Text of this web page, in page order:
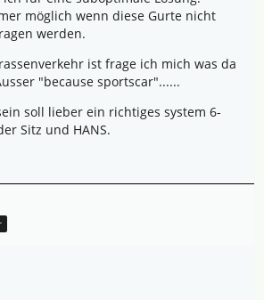
möglich wenn diese Gurte nicht
werden.
ist frage ich mich was da
"because sportscar"......
soll lieber ein richtiges system 6-
Sitz und HANS.